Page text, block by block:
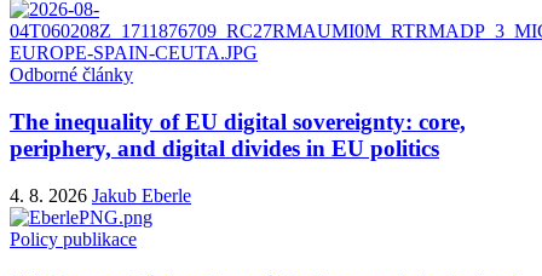
Odborné články
The inequality of EU digital sovereignty: core,
periphery, and digital divides in EU politics
4. 8. 2026 Jakub Eberle
Policy publikace